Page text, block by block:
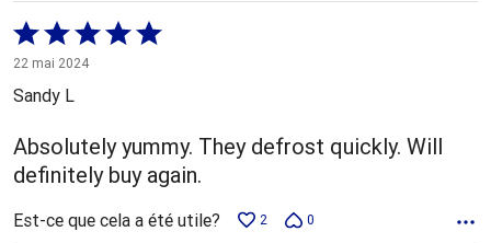
Coté
5 sur
5
22 mai 2024
Sandy L
Absolutely yummy. They defrost quickly. Will
definitely buy again.
Est-ce que cela a été utile? 2 0